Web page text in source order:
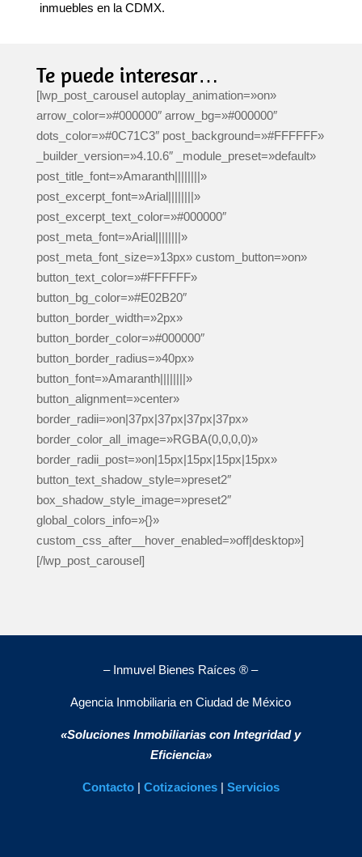
inmuebles en la CDMX.
Te puede interesar…
[lwp_post_carousel autoplay_animation=»on»
arrow_color=»#000000″ arrow_bg=»#000000″
dots_color=»#0C71C3″ post_background=»#FFFFFF»
_builder_version=»4.10.6″ _module_preset=»default»
post_title_font=»Amaranth||||||||»
post_excerpt_font=»Arial||||||||»
post_excerpt_text_color=»#000000″
post_meta_font=»Arial||||||||»
post_meta_font_size=»13px» custom_button=»on»
button_text_color=»#FFFFFF»
button_bg_color=»#E02B20″
button_border_width=»2px»
button_border_color=»#000000″
button_border_radius=»40px»
button_font=»Amaranth||||||||»
button_alignment=»center»
border_radii=»on|37px|37px|37px|37px»
border_color_all_image=»RGBA(0,0,0,0)»
border_radii_post=»on|15px|15px|15px|15px»
button_text_shadow_style=»preset2″
box_shadow_style_image=»preset2″
global_colors_info=»{}»
custom_css_after__hover_enabled=»off|desktop»]
[/lwp_post_carousel]
– Inmuvel Bienes Raíces ® –
Agencia Inmobiliaria en Ciudad de México
«Soluciones Inmobiliarias con Integridad y
Eficiencia»
Contacto | Cotizaciones| Servicios